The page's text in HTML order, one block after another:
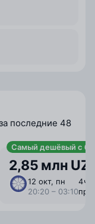
последние 48
Самый дешёвый с
2,85 млн
12 окт, пн
20:20 – 03:10
4 ⁠ч